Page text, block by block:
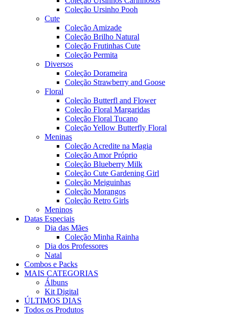
Coleção Ursinho Pooh
Cute
Coleção Amizade
Coleção Brilho Natural
Coleção Frutinhas Cute
Coleção Permita
Diversos
Coleção Dorameira
Coleção Strawberry and Goose
Floral
Coleção Butterfl and Flower
Coleção Floral Margaridas
Coleção Floral Tucano
Coleção Yellow Butterfly Floral
Meninas
Coleção Acredite na Magia
Coleção Amor Próprio
Coleção Blueberry Milk
Coleção Cute Gardening Girl
Coleção Meiguinhas
Coleção Morangos
Coleção Retro Girls
Meninos
Datas Especiais
Dia das Mães
Coleção Minha Rainha
Dia dos Professores
Natal
Combos e Packs
MAIS CATEGORIAS
Álbuns
Kit Digital
ÚLTIMOS DIAS
Todos os Produtos